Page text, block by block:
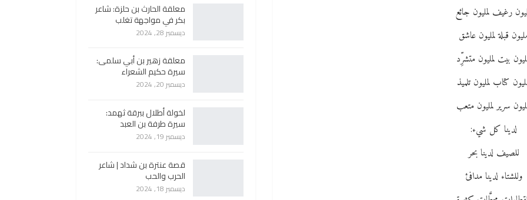
رغيف لمليون جائع
قبلة لمليون عاشق
بيت لمليون متشرِّد
كتاب لمليون تلميذ
سرير لمليون متعب
لدينا كل شيء:
للصيف لدينا بحر
وللشتاء لدينا مدافئ
معلقة الحارث بن حلزة: شاعر
بكر في مواجهة تغلب
ديسمبر 28, 2024
معلقة زهير بن أبي سلمى:
سيرة حكيم الشعراء
ديسمبر 20, 2024
لخولة أطلال ببرقة ثهمد:
سيرة طرفة بن العبد
ديسمبر 19, 2024
قصة عنترة بن شداد | شاعر
الحرب والحب
ديسمبر 18, 2024